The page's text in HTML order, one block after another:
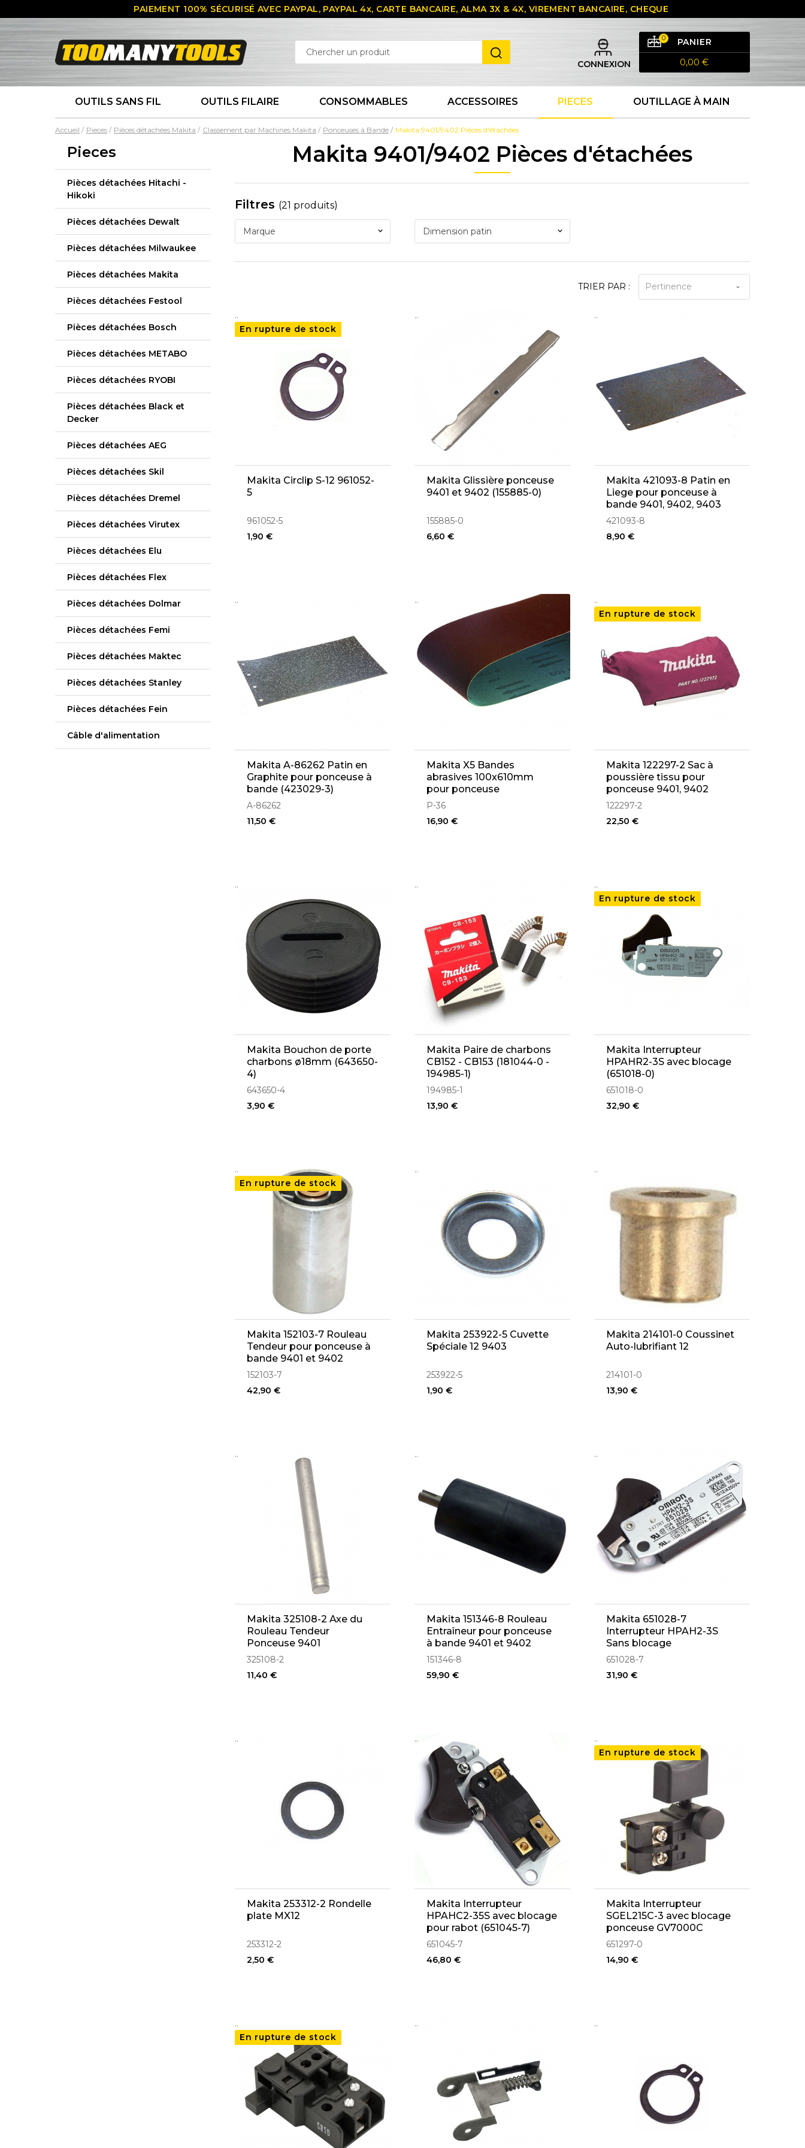
PAIEMENT 100% SÉCURISÉ AVEC PAYPAL, PAYPAL 4x, CARTE BANCAIRE, ALMA 3X & 4X, VIREMENT BANCAIRE, CHEQUE
CONNEXION
PANIER
0
0,00 €
OUTILS SANS FIL OUTILS FILAIRE CONSOMMABLES ACCESSOIRES PIECES OUTILLAGE À MAIN
Accueil Pieces Pièces détachées Makita Classement par Machines Makita Ponceuses à Bande Makita 9401/9402 Pièces d'étachées
Pieces
Pièces détachées Hitachi -
Hikoki
Pièces détachées Dewalt
Pièces détachées Milwaukee
Pièces détachées Makita
Pièces détachées Festool
Pièces détachées Bosch
Pièces détachées METABO
Pièces détachées RYOBI
Pièces détachées Black et
Decker
Pièces détachées AEG
Pièces détachées Skil
Pièces détachées Dremel
Pièces détachées Virutex
Pièces détachées Elu
Pièces détachées Flex
Pièces détachées Dolmar
Pièces détachées Femi
Pièces détachées Maktec
Pièces détachées Stanley
Pièces détachées Fein
Câble d'alimentation
Makita 9401/9402 Pièces d'étachées
Filtres (21 produits)
Marque Dimension patin
TRIER PAR : Pertinence
..
En rupture de stock
Makita Circlip S-12 961052-
5
961052-5
1,90 €
..
Makita Glissière ponceuse
9401 et 9402 (155885-0)
155885-0
6,60 €
..
Makita 421093-8 Patin en
Liege pour ponceuse à
bande 9401, 9402, 9403
421093-8
8,90 €
..
Makita A-86262 Patin en
Graphite pour ponceuse à
bande (423029-3)
A-86262
11,50 €
..
Makita X5 Bandes
abrasives 100x610mm
pour ponceuse
P-36
16,90 €
..
En rupture de stock
Makita 122297-2 Sac à
poussière tissu pour
ponceuse 9401, 9402
122297-2
22,50 €
..
Makita Bouchon de porte
charbons ø18mm (643650-
4)
643650-4
3,90 €
..
Makita Paire de charbons
CB152 - CB153 (181044-0 -
194985-1)
194985-1
13,90 €
..
En rupture de stock
Makita Interrupteur
HPAHR2-3S avec blocage
(651018-0)
651018-0
32,90 €
..
En rupture de stock
Makita 152103-7 Rouleau
Tendeur pour ponceuse à
bande 9401 et 9402
152103-7
42,90 €
..
Makita 253922-5 Cuvette
Spéciale 12 9403
253922-5
1,90 €
..
Makita 214101-0 Coussinet
Auto-lubrifiant 12
214101-0
13,90 €
..
Makita 325108-2 Axe du
Rouleau Tendeur
Ponceuse 9401
325108-2
11,40 €
..
Makita 151346-8 Rouleau
Entraîneur pour ponceuse
à bande 9401 et 9402
151346-8
59,90 €
..
Makita 651028-7
Interrupteur HPAH2-3S
Sans blocage
651028-7
31,90 €
..
Makita 253312-2 Rondelle
plate MX12
253312-2
2,50 €
..
Makita Interrupteur
HPAHC2-35S avec blocage
pour rabot (651045-7)
651045-7
46,80 €
..
En rupture de stock
Makita Interrupteur
SGEL215C-3 avec blocage
ponceuse GV7000C
(651297-0)
651297-0
14,90 €
..
En rupture de stock
.. ..